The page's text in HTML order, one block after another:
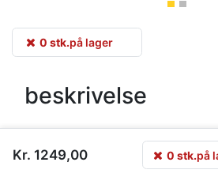
0 stk.på lager
beskrivelse
Dette moderne sorte 24-timers ur
stort digitalt display.
LED-displayet
Kr. 1249,00 0 stk.på